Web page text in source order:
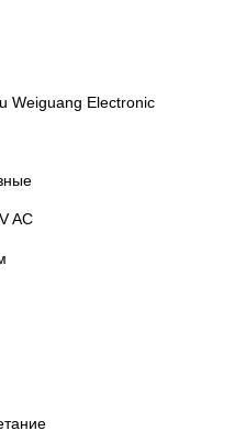
Weiguang Electronic
AC